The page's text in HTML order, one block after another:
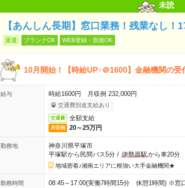
未読
【あんしん長期】窓口業務！残業なし！
派遣 ブランクOK WEB登録・面接OK
10月開始！【時給UP↑＠1600】金融機関の受
給与 時給1600円 月収例 232,000円
交通費別途支給あり
交通費 全額支給
月収例 20～25万円
勤務地
神奈川県平塚市
平塚駅から民間バス5分/ 伊勢原駅から車20分
地域密着♪湘南エリアに根強い大手金融機関★
勤務時間 08:45～17:00(実働7時間15分 休憩1時間) ※窓